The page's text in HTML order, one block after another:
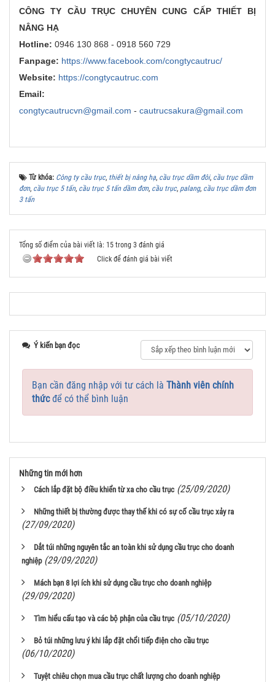
CÔNG TY CẦU TRỤC CHUYÊN CUNG CẤP THIẾT BỊ
NÂNG HẠ
Hotline: 0946 130 868 - 0918 560 729
Fanpage: https://www.facebook.com/congtycautruc/
Website: https://congtycautruc.com
Email:
congtycautrucvn@gmail.com - cautrucsakura@gmail.com
Từ khóa: Công ty cầu trục, thiết bị nâng hạ, cầu trục dầm đôi, cầu trục dầm
đơn, cầu trục 5 tấn, cầu trục 5 tấn dầm đơn, cầu trục, palang, cầu trục dầm đơn
3 tấn
Tổng số điểm của bài viết là: 15 trong 3 đánh giá
Click để đánh giá bài viết
Ý kiến bạn đọc
Bạn cần đăng nhập với tư cách là Thành viên chính
thứcđể có thể bình luận
Những tin mới hơn
Cách lắp đặt bộ điều khiển từ xa cho cầu trục (25/09/2020)
Những thiết bị thường được thay thế khi có sự cố cầu trục xảy ra
(27/09/2020)
Dắt túi những nguyên tắc an toàn khi sử dụng cầu trục cho doanh
nghiệp (29/09/2020)
Mách bạn 8 lợi ích khi sử dụng cầu trục cho doanh nghiệp
(29/09/2020)
Tìm hiểu cấu tạo và các bộ phận của cầu trục (05/10/2020)
Bỏ túi những lưu ý khi lắp đặt chổi tiếp điện cho cầu trục
(06/10/2020)
Tuyệt chiêu chọn mua cầu trục chất lượng cho doanh nghiệp